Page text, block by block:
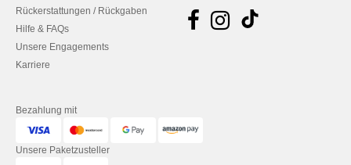
Rückerstattungen / Rückgaben
Hilfe & FAQs
Unsere Engagements
Karriere
Bezahlung mit
Unsere Paketzusteller